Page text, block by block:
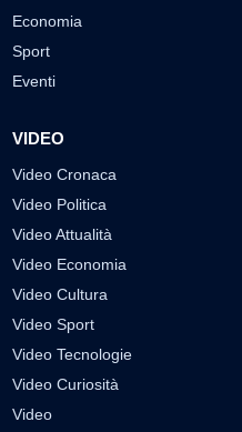
Economia
Sport
Eventi
VIDEO
Video Cronaca
Video Politica
Video Attualità
Video Economia
Video Cultura
Video Sport
Video Tecnologie
Video Curiosità
Video